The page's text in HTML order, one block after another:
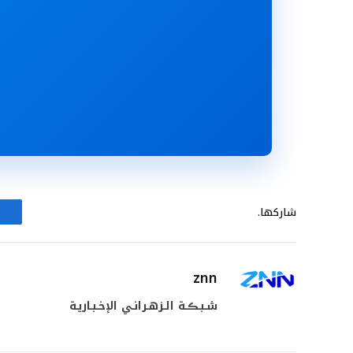
شاركها.
znn
شـبـڪـة الـزهـرانـي الإخـبـاريـة